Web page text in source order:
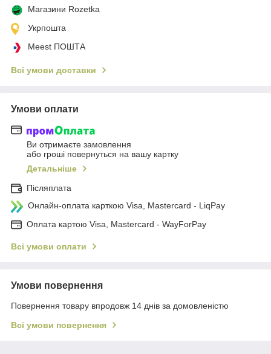
Магазини Rozetka
Укрпошта
Meest ПОШТА
Всі умови доставки
Умови оплати
Ви отримаєте замовлення
або гроші повернуться на вашу картку
Детальніше
Післяплата
Онлайн-оплата карткою Visa, Mastercard - LiqPay
Оплата картою Visa, Mastercard - WayForPay
Всі умови оплати
Умови повернення
Повернення товару впродовж 14 днів за домовленістю
Всі умови повернення